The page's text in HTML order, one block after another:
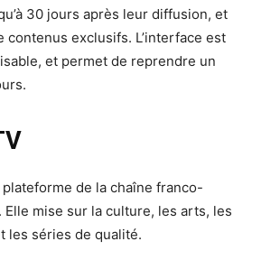
30 jours après leur diffusion, et
contenus exclusifs. L’interface est
et permet de reprendre un
plateforme de la chaîne franco-
Elle mise sur la culture, les arts, les
les séries de qualité.